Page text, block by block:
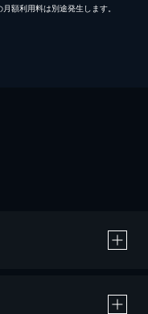
額利用料は別途発生します。